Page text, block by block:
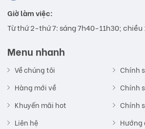
Giờ làm việc:
Từ thứ 2-thứ 7: sáng 7h40-11h30; chiều
Menu nhanh
Về chúng tôi
Hàng mới về
Khuyến mãi hot
Liên hệ
Chính
Chính
Chính
Hướng